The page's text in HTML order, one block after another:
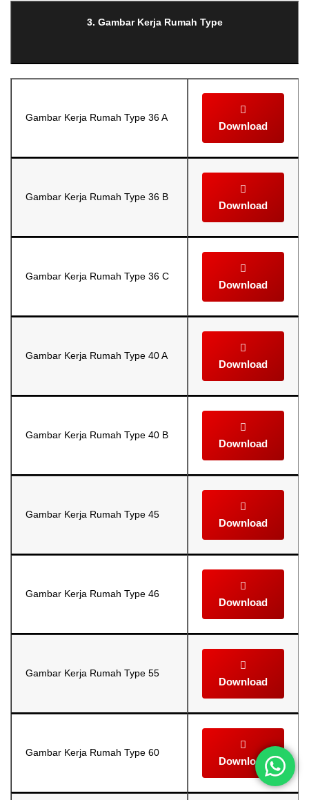
3. Gambar Kerja Rumah Type
Gambar Kerja Rumah Type 36 A
Download
Gambar Kerja Rumah Type 36 B
Download
Gambar Kerja Rumah Type 36 C
Download
Gambar Kerja Rumah Type 40 A
Download
Gambar Kerja Rumah Type 40 B
Download
Gambar Kerja Rumah Type 45
Download
Gambar Kerja Rumah Type 46
Download
Gambar Kerja Rumah Type 55
Download
Gambar Kerja Rumah Type 60
Download